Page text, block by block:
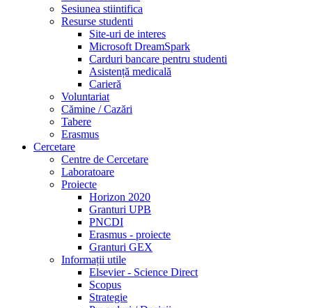
Sesiunea stiintifica
Resurse studenti
Site-uri de interes
Microsoft DreamSpark
Carduri bancare pentru studenti
Asistență medicală
Carieră
Voluntariat
Cămine / Cazări
Tabere
Erasmus
Cercetare
Centre de Cercetare
Laboratoare
Proiecte
Horizon 2020
Granturi UPB
PNCDI
Erasmus - proiecte
Granturi GEX
Informații utile
Elsevier - Science Direct
Scopus
Strategie